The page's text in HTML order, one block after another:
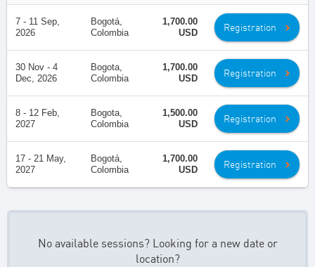
7 - 11 Sep,
2026
Bogotá,
Colombia
1,700.00
USD
Registration
30 Nov - 4
Dec, 2026
Bogota,
Colombia
1,700.00
USD
Registration
8 - 12 Feb,
2027
Bogota,
Colombia
1,500.00
USD
Registration
17 - 21 May,
2027
Bogotá,
Colombia
1,700.00
USD
Registration
No available sessions? Looking for a new date or
location?